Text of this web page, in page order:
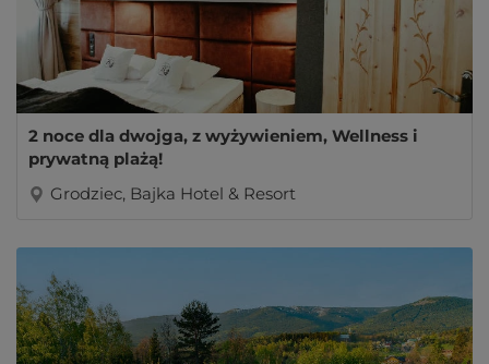
2 noce dla dwojga, z wyżywieniem, Wellness i
prywatną plażą!
Grodziec, Bajka Hotel & Resort